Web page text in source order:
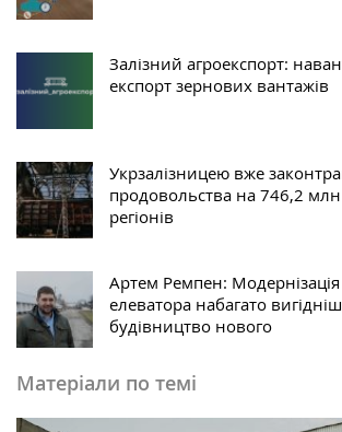
Залізний агроекспорт:
експорт зернових вантажів
Укрзалізницею вже
продовольства на 746,2
регіонів
Артем Ремпен: Модернізація
елеватора набагато
будівництво нового
Матеріали по темі